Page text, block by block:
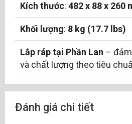
Kích thước: 482 x 88 x 260
Khối lượng: 8 kg (17.7 lbs)
Lắp ráp tại Phần Lan –
và chất lượng theo tiêu
Đánh giá chi tiết